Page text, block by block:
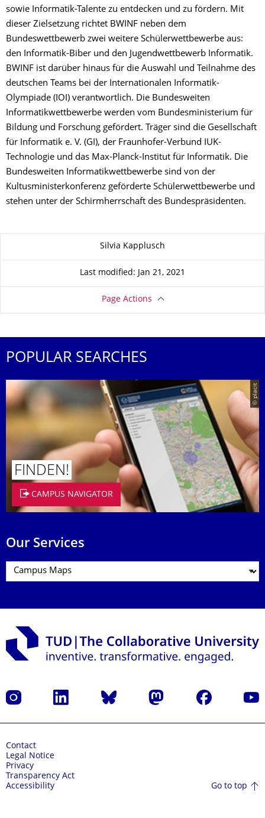
sowie Informatik-Talente zu entdecken und zu fördern. Mit
dieser Zielsetzung richtet BWINF neben dem
Bundeswettbewerb zwei weitere Schülerwettbewerbe aus:
den Informatik-Biber und den Jugendwettbewerb Informatik.
BWINF ist darüber hinaus für die Auswahl und Teilnahme des
deutschen Teams bei der Internationalen Informatik-
Olympiade (IOI) verantwortlich. Die Bundesweiten
Informatikwettbewerbe werden vom Bundesministerium für
Bildung und Forschung gefördert. Träger sind die Gesellschaft
für Informatik e. V. (GI), der Fraunhofer-Verbund IUK-
Technologie und das Max-Planck-Institut für Informatik. Die
Bundesweiten Informatikwettbewerbe sind von der
Kultusministerkonferenz geförderte Schülerwettbewerbe und
stehen unter der Schirmherrschaft des Bundespräsidenten.
Silvia Kapplusch
Last modified: Jan 21, 2021
Page Actions
POPULAR SEARCHES
© placit
FINDEN!
CAMPUS NAVIGATOR
Our Services
Instagram LinkedIn Bluesky Mastodon Facebook
Contact
Legal Notice
Privacy
Transparency Act
Accessibility
Go to top